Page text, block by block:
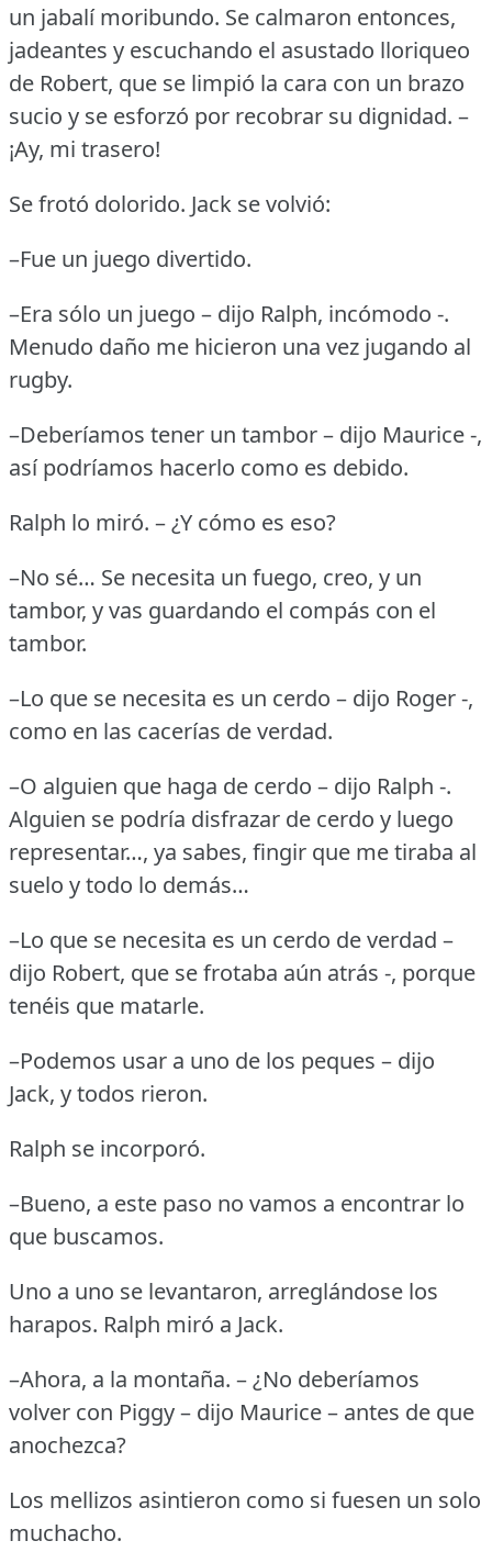
un jabalí moribundo. Se calmaron entonces,
jadeantes y escuchando el asustado lloriqueo
de Robert, que se limpió la cara con un brazo
sucio y se esforzó por recobrar su dignidad. –
¡Ay, mi trasero!
Se frotó dolorido. Jack se volvió:
–Fue un juego divertido.
–Era sólo un juego – dijo Ralph, incómodo -.
Menudo daño me hicieron una vez jugando al
rugby.
–Deberíamos tener un tambor – dijo Maurice -,
así podríamos hacerlo como es debido.
Ralph lo miró. – ¿Y cómo es eso?
–No sé… Se necesita un fuego, creo, y un
tambor, y vas guardando el compás con el
tambor.
–Lo que se necesita es un cerdo – dijo Roger -,
como en las cacerías de verdad.
–O alguien que haga de cerdo – dijo Ralph -.
Alguien se podría disfrazar de cerdo y luego
representar…, ya sabes, fingir que me tiraba al
suelo y todo lo demás…
–Lo que se necesita es un cerdo de verdad –
dijo Robert, que se frotaba aún atrás -, porque
tenéis que matarle.
–Podemos usar a uno de los peques – dijo
Jack, y todos rieron.
Ralph se incorporó.
–Bueno, a este paso no vamos a encontrar lo
que buscamos.
Uno a uno se levantaron, arreglándose los
harapos. Ralph miró a Jack.
–Ahora, a la montaña. – ¿No deberíamos
volver con Piggy – dijo Maurice – antes de que
anochezca?
Los mellizos asintieron como si fuesen un solo
muchacho.